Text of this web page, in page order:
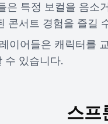
은 특정 보컬을 음소
콘서트 경험을 즐길
이어들은 캐릭터를
수 있습니다.
스프